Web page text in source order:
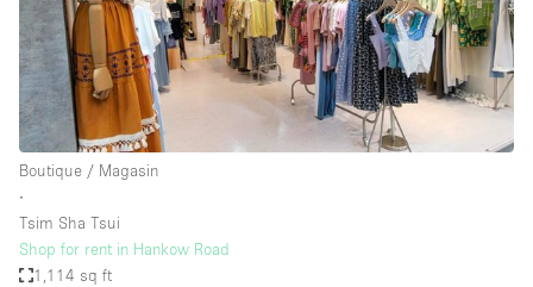
Boutique / Magasin
∙
Tsim Sha Tsui
Shop for rent in Hankow Road
1,114 sq ft